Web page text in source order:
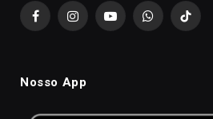
FacebookInstagramYouTubeWhatsAppTikTok
Nosso App